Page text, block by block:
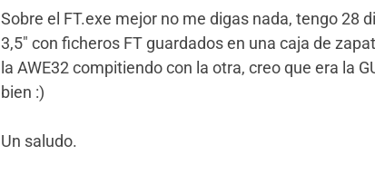
Sobre el FT.exe mejor no me digas nada, tengo 28
3,5″ con ficheros FT guardados en una caja de
la AWE32 compitiendo con la otra, creo que era la
bien :)
Un saludo.